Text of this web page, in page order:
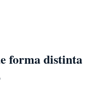
forma distinta